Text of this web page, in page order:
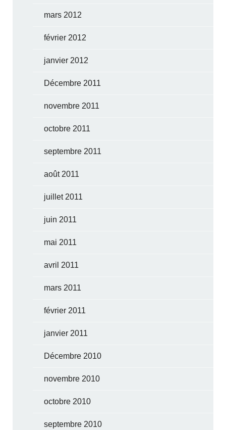
mars 2012
février 2012
janvier 2012
Décembre 2011
novembre 2011
octobre 2011
septembre 2011
août 2011
juillet 2011
juin 2011
mai 2011
avril 2011
mars 2011
février 2011
janvier 2011
Décembre 2010
novembre 2010
octobre 2010
septembre 2010